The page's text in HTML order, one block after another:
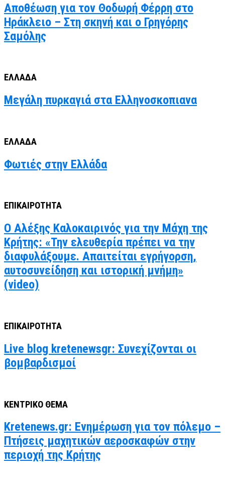
Αποθέωση για τον Θοδωρή Φέρρη στο
Ηράκλειο – Στη σκηνή και ο Γρηγόρης
Σαμόλης
ΕΛΛΑΔΑ
Μεγάλη πυρκαγιά στα Ελληνοσκοπιανα
ΕΛΛΑΔΑ
Φωτιές στην Ελλάδα
ΕΠΙΚΑΙΡΟΤΗΤΑ
Ο Αλέξης Καλοκαιρινός για την Μάχη της
Κρήτης: «Την ελευθερία πρέπει να την
διαφυλάξουμε. Απαιτείται εγρήγορση,
αυτοσυνείδηση και ιστορική μνήμη»
(video)
ΕΠΙΚΑΙΡΟΤΗΤΑ
Live blog kretenewsgr: Συνεχίζονται οι
βομβαρδισμοί
ΚΕΝΤΡΙΚΟ ΘΕΜΑ
Kretenews.gr: Ενημέρωση για τον πόλεμο –
Πτήσεις μαχητικών αεροσκαφών στην
περιοχή της Κρήτης